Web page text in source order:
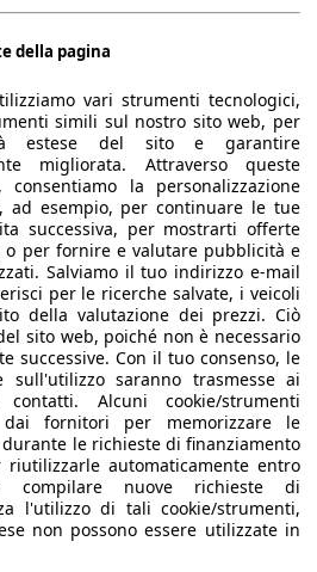
3.9 l/100km
4.2 l/100km
47 l
responsabilità per la correttezza
Torna su
il mercato auto europeo.
della pagina
vari strumenti tecnologici,
simili sul nostro sito web, per
estese del sito e garantire
migliorata. Attraverso queste
consentiamo la personalizzazione
ad esempio, per continuare le tue
successiva, per mostrarti offerte
o per fornire e valutare pubblicità e
Salviamo il tuo indirizzo e-mail
per le ricerche salvate, i veicoli
della valutazione dei prezzi. Ciò
sito web, poiché non è necessario
successive. Con il tuo consenso, le
sull'utilizzo saranno trasmesse ai
contatti. Alcuni cookie/strumenti
fornitori per memorizzare le
le richieste di finanziamento
automaticamente entro
compilare nuove richieste di
l'utilizzo di tali cookie/strumenti,
non possono essere utilizzate in